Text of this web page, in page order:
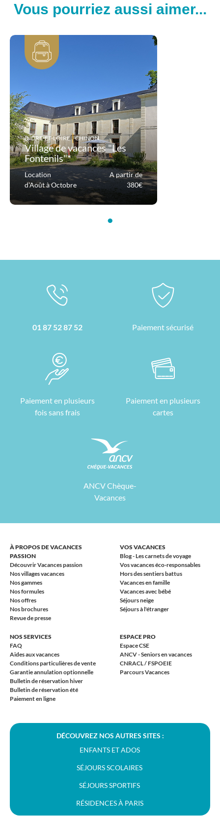
Vous pourriez aussi aimer...
INDRE-ET-LOIRE CHINON
Village de vacances "Les
Fontenils"*
Location
d'Août à Octobre
A partir de
380€
•
01 87 52 87 52 Paiement sécurisé
Paiement en plusieurs
fois sans frais
Paiement en plusieurs
cartes
ANCV Chèque-
Vacances
À PROPOS DE VACANCES
PASSION
Découvrir Vacances passion
Nos villages vacances
Nos gammes
Nos formules
Nos offres
Nos brochures
Revue de presse
VOS VACANCES
Blog - Les carnets de voyage
Vos vacances éco-responsables
Hors des sentiers battus
Vacances en famille
Vacances avec bébé
Séjours neige
Séjours à l'étranger
NOS SERVICES
FAQ
Aides aux vacances
Conditions particulières de vente
Garantie annulation optionnelle
Bulletin de réservation hiver
Bulletin de réservation été
Paiement en ligne
ESPACE PRO
Espace CSE
ANCV - Seniors en vacances
CNRACL / FSPOEIE
Parcours Vacances
DÉCOUVREZ NOS AUTRES SITES :
ENFANTS ET ADOS
SÉJOURS SCOLAIRES
SÉJOURS SPORTIFS
RÉSIDENCES À PARIS